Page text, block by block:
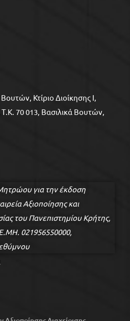
Κτίριο Διοίκησης Ι,
Τ.Κ. 70 013, Βασιλικά Βουτών,
για την έκδοση
Αξιοποίησης και
του Πανεπιστημίου Κρήτης,
021956550000,